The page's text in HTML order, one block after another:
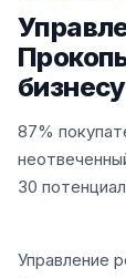
бизнесу
87%
30
Управление